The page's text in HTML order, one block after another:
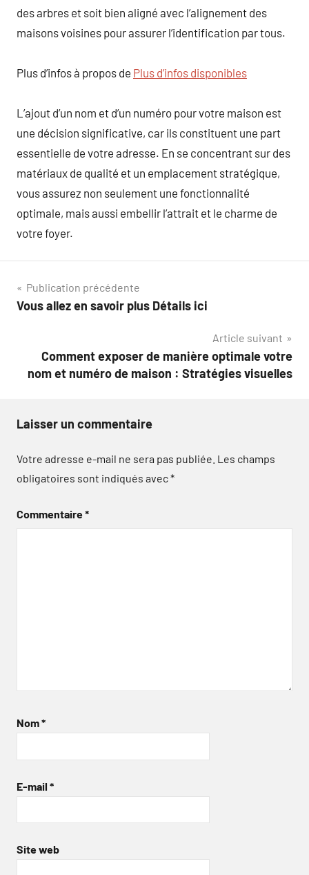
des arbres et soit bien aligné avec l’alignement des
maisons voisines pour assurer l’identification par tous.
Plus d’infos à propos de Plus d’infos disponibles
L’ajout d’un nom et d’un numéro pour votre maison est
une décision significative, car ils constituent une part
essentielle de votre adresse. En se concentrant sur des
matériaux de qualité et un emplacement stratégique,
vous assurez non seulement une fonctionnalité
optimale, mais aussi embellir l’attrait et le charme de
votre foyer.
Navigation
de
Publication précédente
Vous allez en savoir plus Détails ici
Article suivant
Comment exposer de manière optimale votre
nom et numéro de maison : Stratégies visuelles
Laisser un commentaire
Votre adresse e-mail ne sera pas publiée. Les champs
obligatoires sont indiqués avec*
Commentaire*
Nom*
E-mail *
Site web